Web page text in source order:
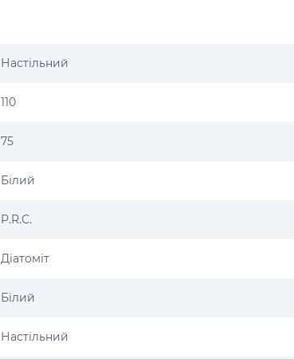
Настільний
110
75
Білий
P.R.C.
Діатоміт
Білий
Настільний